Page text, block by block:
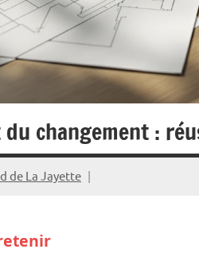
du changement :
de La Jayette